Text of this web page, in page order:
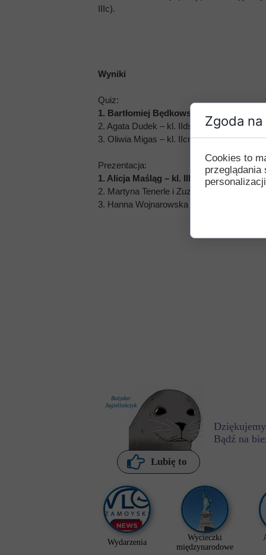
Lubię to
Bądź na
Bożydar
Jagiellończyk
IIIc).
Wyniki
Quiz:
1. Bartłomiej Będkowski – kl. IIdn
2. Agata Dudek – kl. IIds
3. Oliwia Migas – kl. IIcn
Prezentacja:
1. Alicja Maśląg – kl. IIIc
2. Martyna Tenerle i Zuzanna Zaworska –
3. Hanna Wojnarowska – kl. IIdn
Wycieczki
międzynarodowe
Wydarzenia
Zgoda
Cookies to
przeglądania